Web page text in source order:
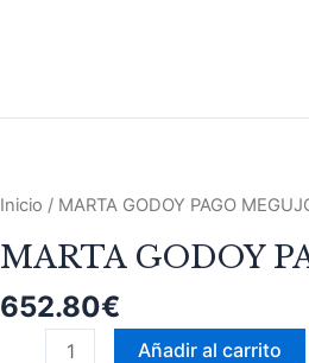
Inicio / MARTA GODOY PAGO
MARTA GODOY
652.80€
MARTA
PAGO
MEGUJORJE
cantidad
Añadir al carrito